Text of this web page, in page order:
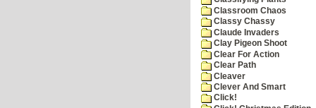
Classroom Chaos
Classy Chassy
Claude Invaders
Clay Pigeon Shoot
Clear For Action
Clear Path
Cleaver
Clever And Smart
Click!